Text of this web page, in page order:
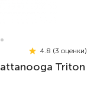
4.8 (3 оценки)
Triton